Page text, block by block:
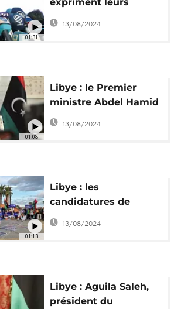
01:31
expriment leurs
attentes pour le
13/08/2024
01:08
Libye : le Premier
ministre Abdel Hamid
Dbeibah candidat à la
présidence
13/08/2024
01:13
Libye : les
candidatures de
Khalifa Haftar et de
Seif al-Islam
13/08/2024
Libye : Aguila Saleh,
président du